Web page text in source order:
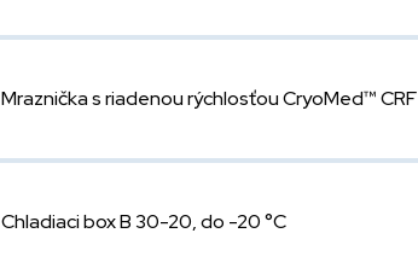
Mraznička s riadenou rýchlosťou CryoMed™ CRF
Chladiaci box B 30-20, do -20 °C